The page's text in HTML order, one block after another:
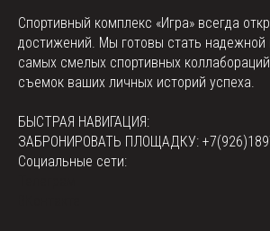
Спортивный комплекс «Игра» всегда
достижений. Мы готовы стать надежной
самых смелых спортивных
съемок ваших личных историй успеха.
БЫСТРАЯ НАВИГАЦИЯ:
ЗАБРОНИРОВАТЬ ПЛОЩАДКУ:
Социальные сети: